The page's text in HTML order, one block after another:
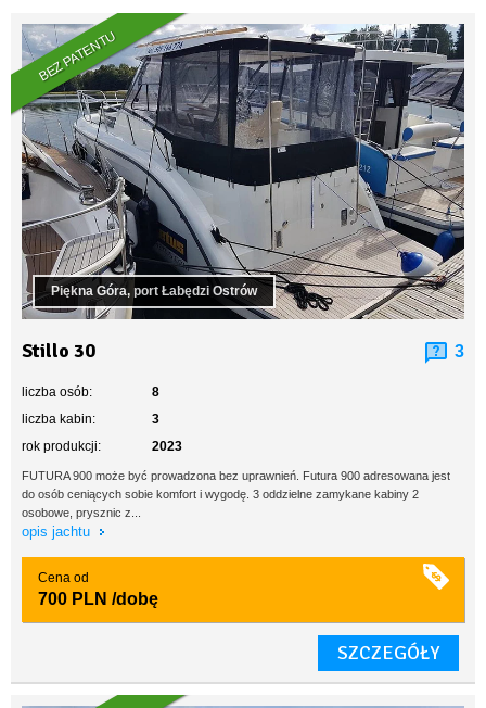
BEZ PATENTU
Piękna Góra, port Łabędzi Ostrów
Stillo 30 3
liczba osób:
8
liczba kabin:
3
rok produkcji:
2023
FUTURA 900 może być prowadzona bez uprawnień. Futura 900 adresowana jest
do osób ceniących sobie komfort i wygodę. 3 oddzielne zamykane kabiny 2
osobowe, prysznic z...
opis jachtu
Cena od
700 PLN /dobę
SZCZEGÓŁY